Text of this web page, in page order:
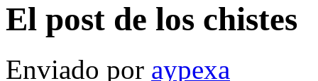
El post de los chistes
Enviado por aypexa